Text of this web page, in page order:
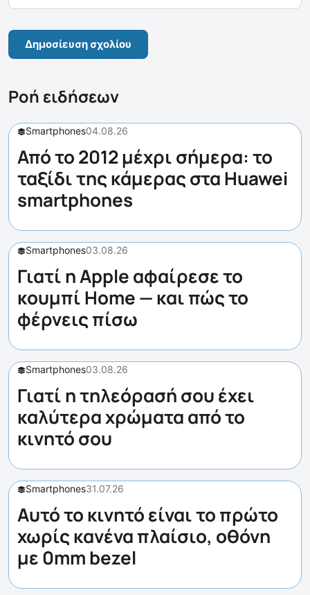
Ροή ειδήσεων
Smartphones04.08.26
Από το 2012 μέχρι σήμερα: το
ταξίδι της κάμερας στα Huawei
smartphones
Smartphones03.08.26
Γιατί η Apple αφαίρεσε το
κουμπί Home — και πώς το
φέρνεις πίσω
Smartphones03.08.26
Γιατί η τηλεόρασή σου έχει
καλύτερα χρώματα από το
κινητό σου
Smartphones31.07.26
Αυτό το κινητό είναι το πρώτο
χωρίς κανένα πλαίσιο, οθόνη
με 0mm bezel